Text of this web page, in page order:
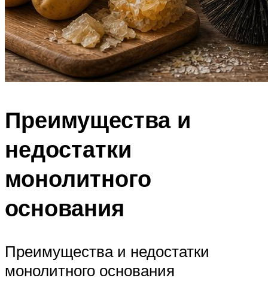
Преимущества и
недостатки
монолитного
основания
Преимущества и недостатки
монолитного основания